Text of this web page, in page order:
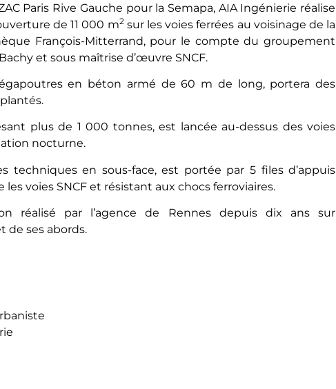
Paris Rive Gauche pour la Semapa, AIA Ingénierie réalise
de 11 000 m2sur les voies ferrées au voisinage de la
François-Mitterrand, pour le compte du groupement
et sous maîtrise d’œuvre SNCF.
en béton armé de 60 m de long, portera des
plus de 1 000 tonnes, est lancée au-dessus des voies
nocturne.
techniques en sous-face, est portée par 5 files d’appuis
voies SNCF et résistant aux chocs ferroviaires.
réalisé par l’agence de Rennes depuis dix ans sur
de ses abords.